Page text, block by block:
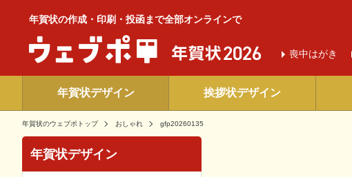
年賀状の作成・印刷・投函まで全部オンラインで
喪中はがき
年賀状デザイン 挨拶状デザイン
年賀状のウェブポトップ おしゃれ gfp20260135
年賀状デザイン